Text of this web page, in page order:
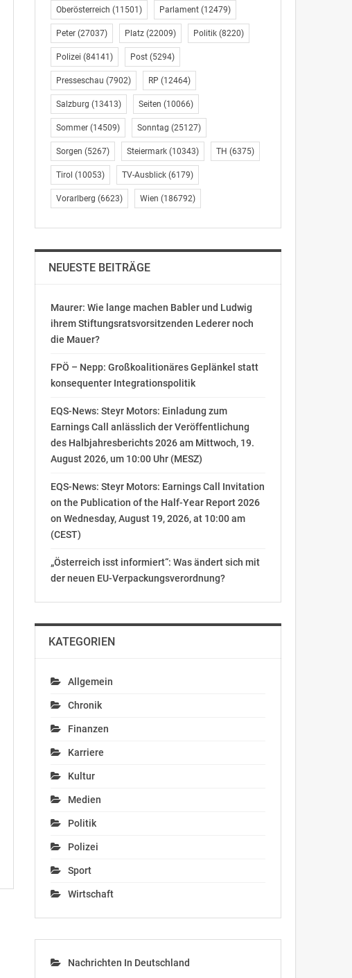
Oberösterreich (11501) Parlament(12479)
Peter(27037) Platz(22009) Politik(8220)
Polizei (84141) Post(5294)
Presseschau (7902) RP (12464)
Salzburg (13413) Seiten (10066)
Sommer(14509) Sonntag (25127)
Sorgen (5267) Steiermark(10343) TH (6375)
Tirol (10053) TV-Ausblick(6179)
Vorarlberg (6623) Wien (186792)
NEUESTE BEITRÄGE
Maurer: Wie lange machen Babler und Ludwig
ihrem Stiftungsratsvorsitzenden Lederer noch
die Mauer?
FPÖ – Nepp: Großkoalitionäres Geplänkel statt
konsequenter Integrationspolitik
EQS-News: Steyr Motors: Einladung zum
Earnings Call anlässlich der Veröffentlichung
des Halbjahresberichts 2026 am Mittwoch, 19.
August 2026, um 10:00 Uhr (MESZ)
EQS-News: Steyr Motors: Earnings Call Invitation
on the Publication of the Half-Year Report 2026
on Wednesday, August 19, 2026, at 10:00 am
(CEST)
„Österreich isst informiert“: Was ändert sich mit
der neuen EU-Verpackungsverordnung?
KATEGORIEN
Allgemein
Chronik
Finanzen
Karriere
Kultur
Medien
Politik
Polizei
Sport
Wirtschaft
Nachrichten In Deutschland